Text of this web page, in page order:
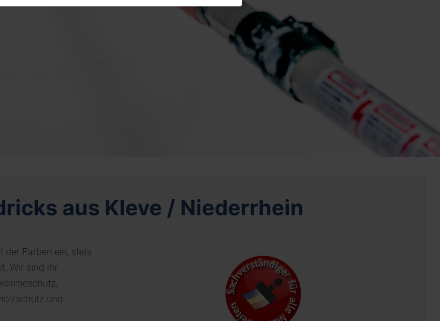
aus Kleve / Niederrhein
der Farben ein, stets
Wir sind Ihr
und